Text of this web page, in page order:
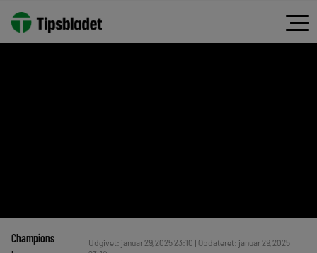
Champions
Udgivet: januar 29, 2025 23:10 | Opdateret: januar 29, 2025